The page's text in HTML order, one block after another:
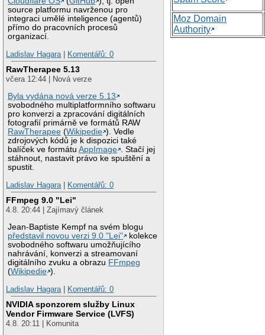
source platformu navrženou pro
integraci umělé inteligence (agentů)
přímo do pracovních procesů
organizací.
Ladislav Hagara
Komentářů: 0
RawTherapee 5.13
včera 12:44 | Nová verze
Byla vydána nová verze 5.13
svobodného multiplatformního softwaru
pro konverzi a zpracování digitálních
fotografií primárně ve formátů RAW
RawTherapee (Wikipedie ). Vedle
zdrojových kódů je k dispozici také
balíček ve formátuAppImage . Stačí jej
stáhnout, nastavit právo ke spuštění a
spustit.
Ladislav Hagara
Komentářů: 0
FFmpeg 9.0 "Lei"
4.8. 20:44 | Zajímavý článek
Jean-Baptiste Kempf na svém blogu
představil novou verzi 9.0 "Lei"
kolekce
svobodného softwaru umožňujícího
nahrávání, konverzi a streamovaní
digitálního zvuku a obrazu FFmpeg
(Wikipedie ).
Ladislav Hagara
Komentářů: 0
NVIDIA sponzorem služby Linux
Vendor Firmware Service (LVFS)
4.8. 20:11 | Komunita
Moz Domain
Authority